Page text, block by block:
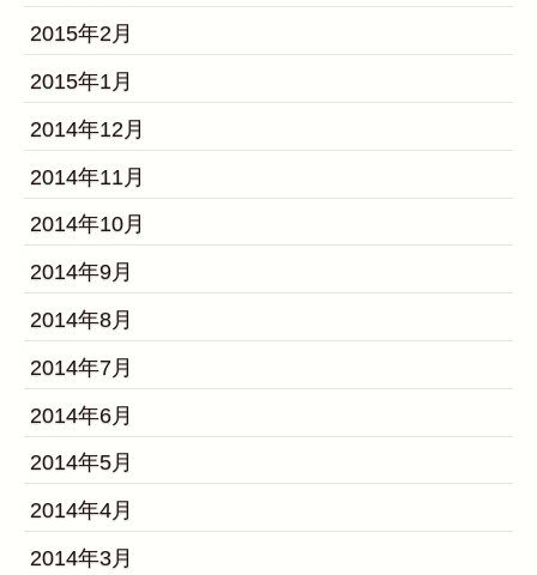
2015年2月
2015年1月
2014年12月
2014年11月
2014年10月
2014年9月
2014年8月
2014年7月
2014年6月
2014年5月
2014年4月
2014年3月